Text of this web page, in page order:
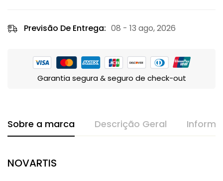
Previsão De Entrega: 08 - 13 ago, 2026
Garantia segura & seguro de check-out
Sobre a marca Descrição Geral
NOVARTIS